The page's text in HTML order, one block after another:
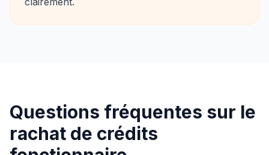
Questions fréquentes sur le
rachat de crédits